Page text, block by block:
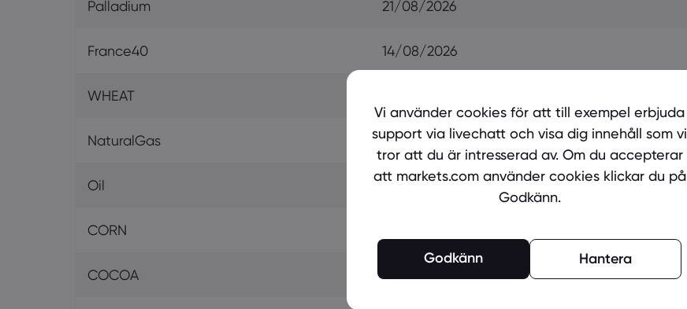
Palladium 21/08/2026
France40 14/08/2026
WHEAT
NaturalGas 21/08/2026
Oil 07/08/2026
CORN
COCOA 07/08/2026
Vi använder cookies för att till exempel erbjuda
support via livechatt och visa dig innehåll som vi
tror att du är intresserad av. Om du accepterar
att markets.com använder cookies klickar du på
Godkänn.
Godkänn Hantera